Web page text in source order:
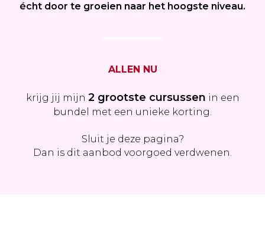
écht door te groeien naar het hoogste niveau.
ALLEN NU
krijg jij mijn 2 grootste cursussen in een
bundel met een unieke korting.
Sluit je deze pagina?
Dan is dit aanbod voorgoed verdwenen.